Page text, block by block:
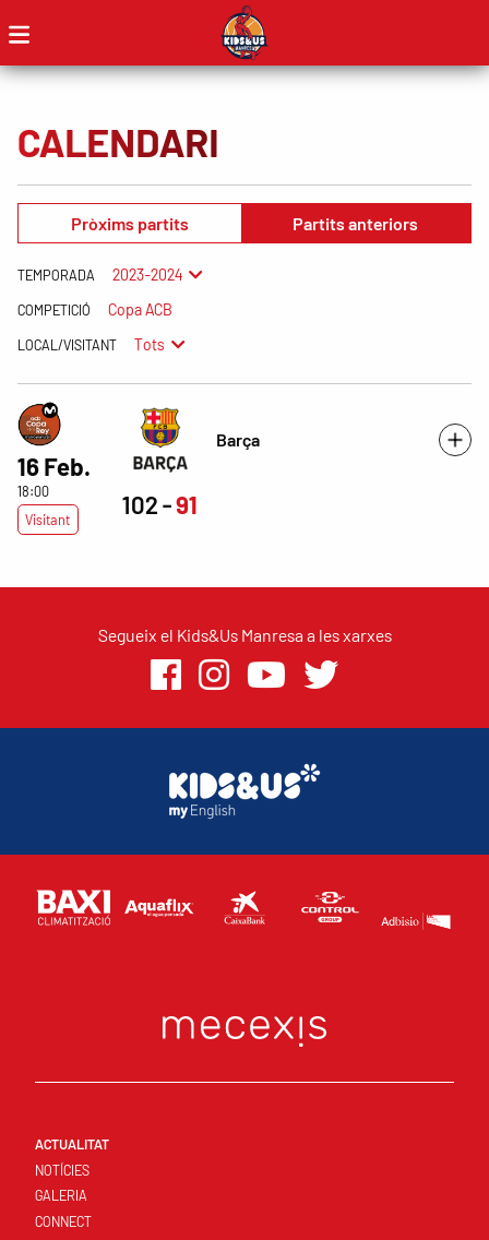
CALENDARI
Pròxims partits Partits anteriors
TEMPORADA 2023-2024
COMPETICIÓ Copa ACB
LOCAL/VISITANT Tots
16 Feb.
18:00
Visitant
Barça
102 91
Segueix el Kids&Us Manresa a les xarxes
ACTUALITAT
NOTÍCIES
GALERIA
CONNECT